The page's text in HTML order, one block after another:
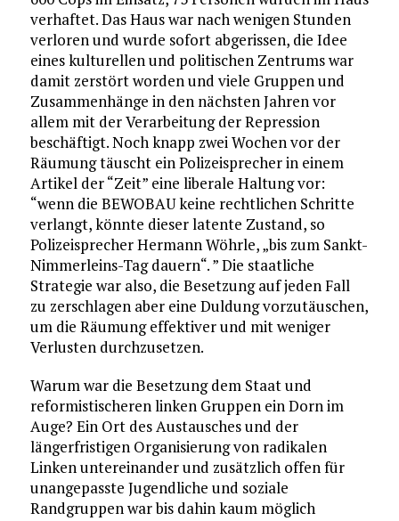
verhaftet. Das Haus war nach wenigen Stunden
verloren und wurde sofort abgerissen, die Idee
eines kulturellen und politischen Zentrums war
damit zerstört worden und viele Gruppen und
Zusammenhänge in den nächsten Jahren vor
allem mit der Verarbeitung der Repression
beschäftigt. Noch knapp zwei Wochen vor der
Räumung täuscht ein Polizeisprecher in einem
Artikel der “Zeit” eine liberale Haltung vor:
“wenn die BEWOBAU keine rechtlichen Schritte
verlangt, könnte dieser latente Zustand, so
Polizeisprecher Hermann Wöhrle, „bis zum Sankt-
Nimmerleins-Tag dauern“. ” Die staatliche
Strategie war also, die Besetzung auf jeden Fall
zu zerschlagen aber eine Duldung vorzutäuschen,
um die Räumung effektiver und mit weniger
Verlusten durchzusetzen.
Warum war die Besetzung dem Staat und
reformistischeren linken Gruppen ein Dorn im
Auge? Ein Ort des Austausches und der
längerfristigen Organisierung von radikalen
Linken untereinander und zusätzlich offen für
unangepasste Jugendliche und soziale
Randgruppen war bis dahin kaum möglich